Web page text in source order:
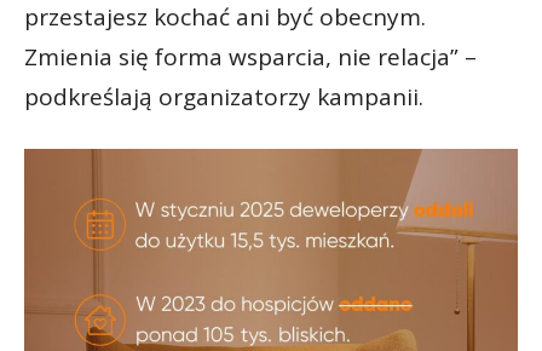
przestajesz kochać ani być obecnym.
Zmienia się forma wsparcia, nie relacja” –
podkreślają organizatorzy kampanii.